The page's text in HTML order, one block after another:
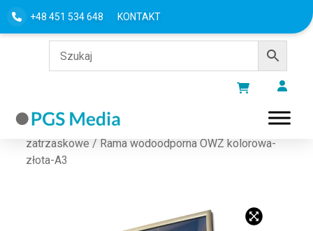
+48 451 534 648 KONTAKT
Strona główna/Ramy na plakaty
zatrzaskowe / Rama wodoodporna OWZ kolorowa-
złota-A3